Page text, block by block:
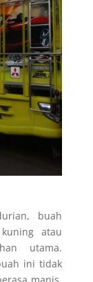
buah
atau
utama.
ini tidak